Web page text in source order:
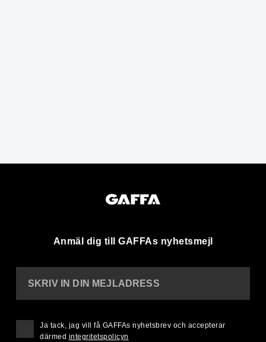
Anmäl dig till GAFFAs nyhetsmejl
SKRIV IN DIN MEJLADRESS
Ja tack, jag vill få GAFFAs nyhetsbrev och accepterar
därmed integritetspolicyn